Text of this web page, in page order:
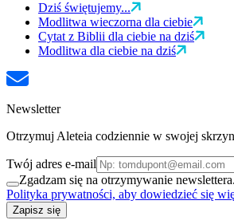
Dziś świętujemy...
Modlitwa wieczorna dla ciebie
Cytat z Biblii dla ciebie na dziś
Modlitwa dla ciebie na dziś
Newsletter
Otrzymuj Aleteia codziennie w swojej
Twój adres e-mail
Zgadzam się na otrzymywanie
Polityka prywatności, aby dowiedzieć się
Zapisz się